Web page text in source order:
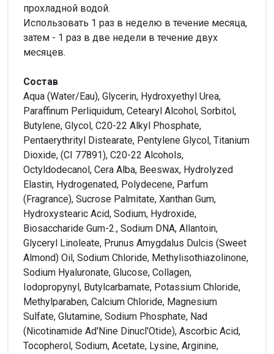
прохладной водой.
Использовать 1 раз в неделю в течение месяца,
затем - 1 раз в две недели в течение двух
месяцев.
Состав
Aqua (Water/Eau), Glycerin, Hydroxyethyl Urea,
Paraffinum Perliquidum, Cetearyl Alcohol, Sorbitol,
Butylene, Glycol, C20-22 Alkyl Phosphate,
Pentaerythrityl Distearate, Pentylene Glycol, Titanium
Dioxide, (CI 77891), C20-22 Alcohols,
Octyldodecanol, Cera Alba, Beeswax, Hydrolyzed
Elastin, Hydrogenated, Polydecene, Parfum
(Fragrance), Sucrose Palmitate, Xanthan Gum,
Hydroxystearic Acid, Sodium, Hydroxide,
Biosaccharide Gum-2., Sodium DNA, Allantoin,
Glyceryl Linoleate, Prunus Amygdalus Dulcis (Sweet
Almond) Oil, Sodium Chloride, Methylisothiazolinone,
Sodium Hyaluronate, Glucose, Collagen,
Iodopropynyl, Butylcarbamate, Potassium Chloride,
Methylparaben, Calcium Chloride, Magnesium
Sulfate, Glutamine, Sodium Phosphate, Nad
(Nicotinamide Ad'Nine Dinucl'Otide), Ascorbic Acid,
Tocopherol, Sodium, Acetate, Lysine, Arginine,